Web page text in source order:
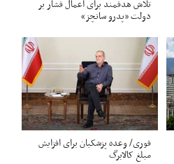
تلاش هدفمند برای اعمال فشار بر
دولت «پدرو سانچز»
فوری/ وعده پزشکیان برای افزایش
مبلغ کالابرگ